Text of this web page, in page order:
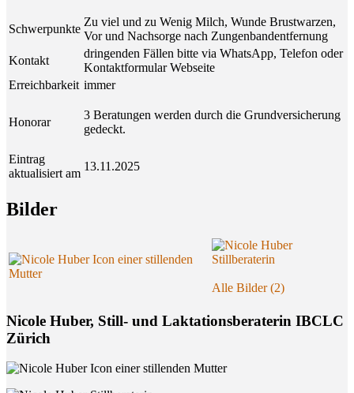
Schwerpunkte
Zu viel und zu Wenig Milch, Wunde Brustwarzen,
Vor und Nachsorge nach Zungenbandentfernung
Kontakt
dringenden Fällen bitte via WhatsApp, Telefon oder
Kontaktformular Webseite
Erreichbarkeit immer
Honorar
3 Beratungen werden durch die Grundversicherung
gedeckt.
Eintrag
aktualisiert am
13.11.2025
Bil­der
Alle Bilder (2)
Nicole Huber, Still- und Laktationsberaterin IBCLC
Zürich